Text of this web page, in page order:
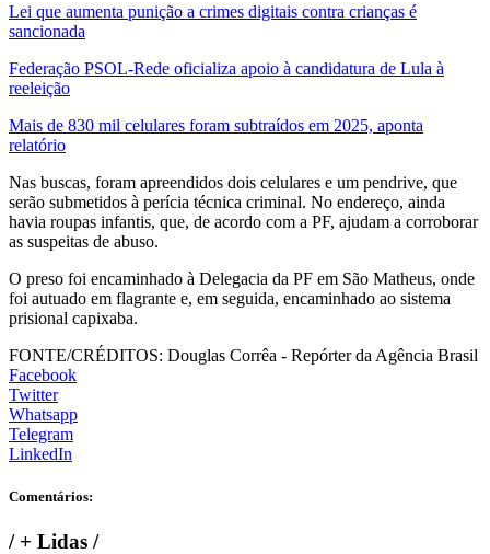
Lei que aumenta punição a crimes digitais contra crianças é
sancionada
Federação PSOL-Rede oficializa apoio à candidatura de Lula à
reeleição
Mais de 830 mil celulares foram subtraídos em 2025, aponta
relatório
Nas buscas, foram apreendidos dois celulares e um pendrive, que
serão submetidos à perícia técnica criminal. No endereço, ainda
havia roupas infantis, que, de acordo com a PF, ajudam a corroborar
as suspeitas de abuso.
O preso foi encaminhado à Delegacia da PF em São Matheus, onde
foi autuado em flagrante e, em seguida, encaminhado ao sistema
prisional capixaba.
FONTE/CRÉDITOS: Douglas Corrêa - Repórter da Agência Brasil
Facebook
Twitter
Whatsapp
Telegram
LinkedIn
Comentários:
/+ Lidas /